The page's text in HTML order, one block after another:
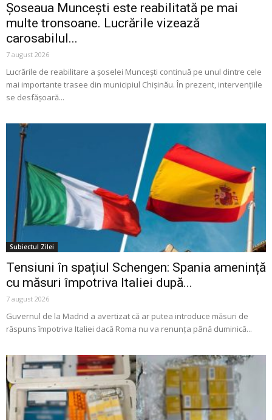
Șoseaua Muncești este reabilitată pe mai
multe tronsoane. Lucrările vizează
carosabilul...
7 august 2026
Lucrările de reabilitare a șoselei Muncești continuă pe unul dintre cele
mai importante trasee din municipiul Chișinău. În prezent, intervențiile
se desfășoară...
Subiectul Zilei
Tensiuni în spațiul Schengen: Spania amenință
cu măsuri împotriva Italiei după...
7 august 2026
Guvernul de la Madrid a avertizat că ar putea introduce măsuri de
răspuns împotriva Italiei dacă Roma nu va renunța până duminică...